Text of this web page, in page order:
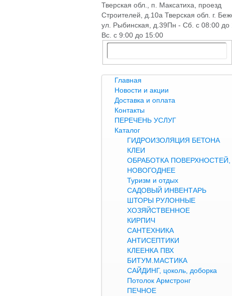
Тверская обл., п. Максатиха, проезд
Строителей, д.10а Тверская обл. г.
ул. Рыбинская, д.39Пн - Сб. с 08:00 до
Вс. с 9:00 до 15:00
Главная
Новости и акции
Доставка и оплата
Контакты
ПЕРЕЧЕНЬ УСЛУГ
Каталог
ГИДРОИЗОЛЯЦИЯ БЕТОНА
КЛЕИ
ОБРАБОТКА ПОВЕРХНОСТЕЙ,
НОВОГОДНЕЕ
Туризм и отдых
САДОВЫЙ ИНВЕНТАРЬ
ШТОРЫ РУЛОННЫЕ
ХОЗЯЙСТВЕННОЕ
КИРПИЧ
САНТЕХНИКА
АНТИСЕПТИКИ
КЛЕЕНКА ПВХ
БИТУМ.МАСТИКА
САЙДИНГ, цоколь, доборка
Потолок Армстронг
ПЕЧНОЕ